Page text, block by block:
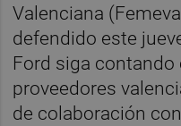
Valenciana
defendido este
Ford siga contando
proveedores
de colaboración